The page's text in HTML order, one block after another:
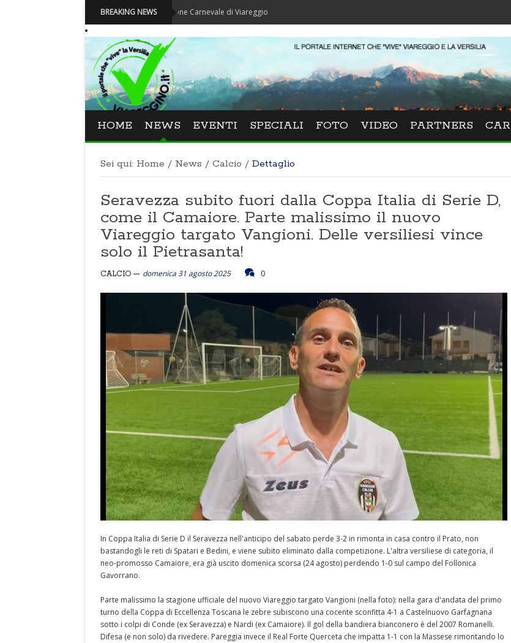
BREAKING NEWS
- Nominata la nuova Fondazione Carnevale di Viareggio
HOME NEWS EVENTI SPECIALI FOTO VIDEO PARTNERS
Sei qui: Home / News / Calcio / Dettaglio
Seravezza subito fuori dalla Coppa Italia di Serie D,
come il Camaiore. Parte malissimo il nuovo
Viareggio targato Vangioni. Delle versiliesi vince
solo il Pietrasanta!
CALCIO domenica 31 agosto 2025 0
In Coppa Italia di Serie D il Seravezza nell'anticipo del sabato perde 3-2 in rimonta in casa contro il Prato, non
bastandogli le reti di Spatari e Bedini, e viene subito eliminato dalla competizione. L'altra versiliese di categoria, il
neo-promosso Camaiore, era già uscito domenica scorsa (24 agosto) perdendo 1-0 sul campo del Follonica
Gavorrano.
Parte malissimo la stagione ufficiale del nuovo Viareggio targato Vangioni (nella foto): nella gara d'andata del primo
turno della Coppa di Eccellenza Toscana le zebre subiscono una cocente sconfitta 4-1 a Castelnuovo Garfagnana
sotto i colpi di Conde (ex Seravezza) e Nardi (ex Camaiore). Il gol della bandiera bianconero è del 2007 Romanelli.
Difesa (e non solo) da rivedere. Pareggia invece il Real Forte Querceta che impatta 1-1 con la Massese rimontando lo